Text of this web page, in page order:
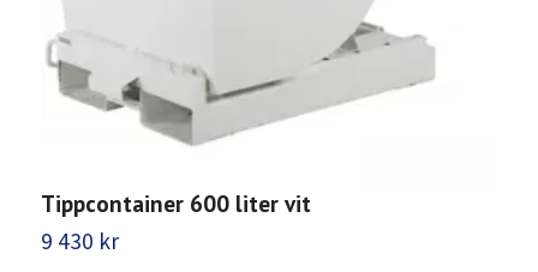
Tippcontainer 600 liter vit
9 430 kr